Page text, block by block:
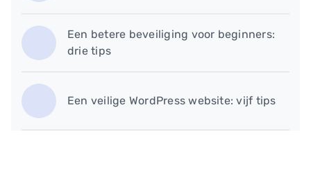
Een betere beveiliging voor beginners:
drie tips
Een veilige WordPress website: vijf tips